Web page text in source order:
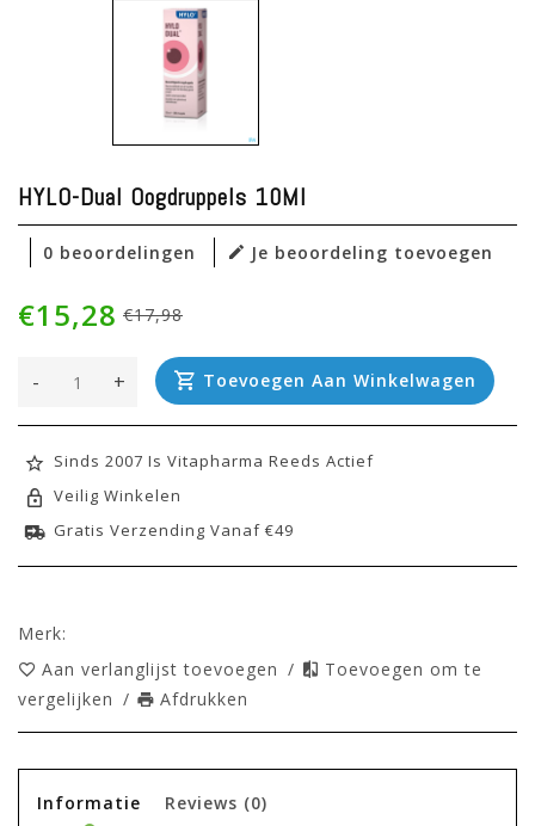
HYLO-Dual Oogdruppels 10Ml
0 beoordelingen Je beoordeling toevoegen
€17,98
€15,28
+
- Toevoegen Aan Winkelwagen
Sinds 2007 Is Vitapharma Reeds Actief
Veilig Winkelen
Gratis Verzending Vanaf €49
Merk:
Aan verlanglijst toevoegen /
Toevoegen om te
vergelijken / Afdrukken
Informatie Reviews (0)